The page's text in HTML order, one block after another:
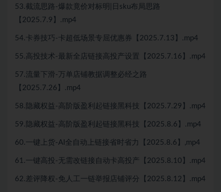
53.截流思路-爆款竟价对标明|日sku布局思路
【2025.7.9】.mp4
54.卡券技巧-卡超低场景专屈优惠券【2025.7.13】.mp4
55.高投技术-最新全店链接高投产设置【2025.7.16】.mp4
57.流量下滑-万单店铺教据调整必经之路
【2025.7.26】.mp4
58.隐藏权益-高阶版盈利起链接黑科技【2025.7.29】.mp4
59.隐藏权益-高阶版盈利起链接黑科技【2025.8.6】.mp4
60.一键上货-AI全自动上链接省时省力【2025.8.6】,mp4
61.一键高投-无需改链接自动卡高投产【2025.8.10】.mp4
62.差评降权-免人工一链举报店铺评分【2025.8.12】.mp4